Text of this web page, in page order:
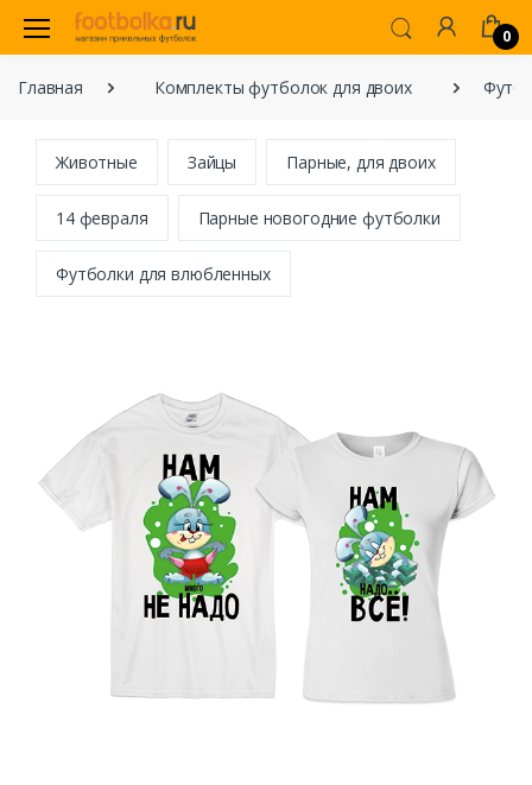
0
Главная Комплекты футболок для двоих
Животные Зайцы Парные, для двоих
14 февраля Парные новогодние футболки
Футболки для влюбленных